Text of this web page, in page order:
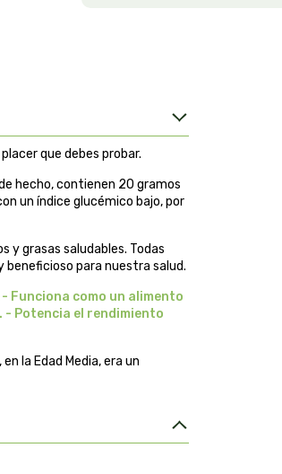
que debes probar.
hecho, contienen 20 gramos
un índice glucémico bajo, por
y grasas saludables. Todas
para nuestra salud.
Funciona como un alimento
Potencia el rendimiento
la Edad Media, era un